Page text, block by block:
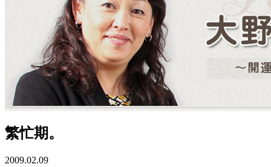
繁忙期。
2009.02.09